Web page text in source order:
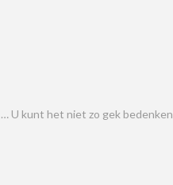
kunt het niet zo gek